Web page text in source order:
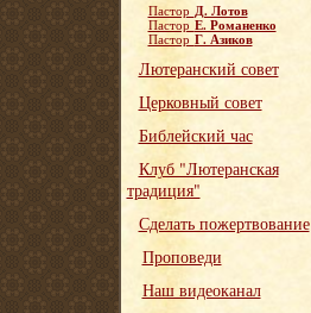
Пастор Д. Лотов
Пастор Е. Романенко
Пастор Г. Азиков
Лютеранский совет
Церковный совет
Библейский час
Клуб "Лютеранская
традиция"
Сделать пожертвование
Проповеди
Наш видеоканал